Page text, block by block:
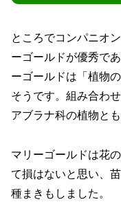
ところでコンパニオ
ーゴールドが優秀で
ーゴールドは「植物
そうです。組み合わ
アブラナ科の植物と
マリーゴールドは花
て損はないと思い、
種まきもしました。